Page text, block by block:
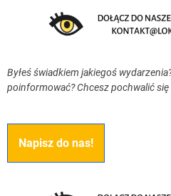
Byłeś świadkiem jakiegoś
poinformować? Chcesz pochwalić się
Napisz do nas!